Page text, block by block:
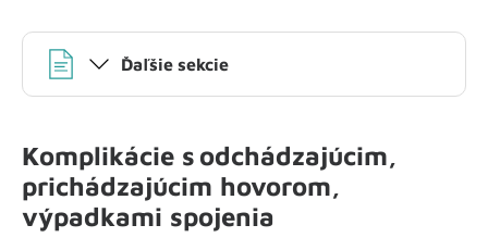
Ďaľšie sekcie
Komplikácie s odchádzajúcim,
prichádzajúcim hovorom,
výpadkami spojenia